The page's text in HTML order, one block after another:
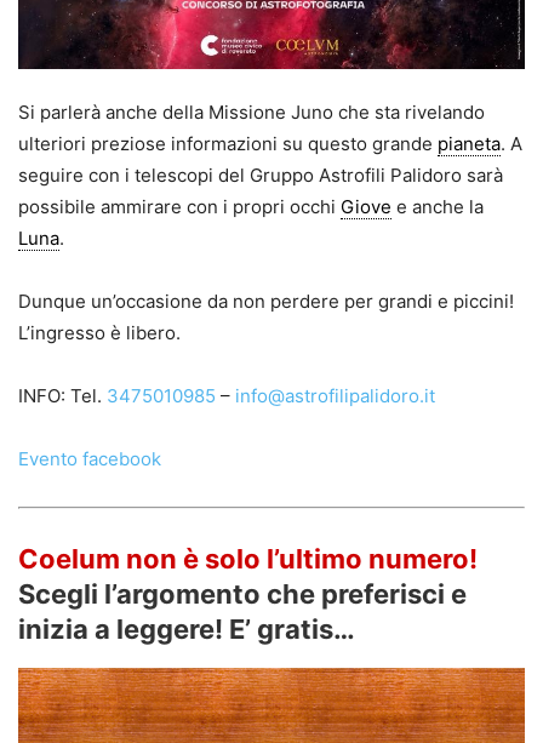
Si parlerà anche della Missione Juno che sta rivelando
ulteriori preziose informazioni su questo grande pianeta. A
seguire con i telescopi del Gruppo Astrofili Palidoro sarà
possibile ammirare con i propri occhi Giove e anche la
Luna.
Dunque un’occasione da non perdere per grandi e piccini!
L’ingresso è libero.
INFO: Tel. 3475010985 – info@astrofilipalidoro.it
Evento facebook
Coelum non è solo l’ultimo numero!
Scegli l’argomento che preferisci e
inizia a leggere! E’ gratis…